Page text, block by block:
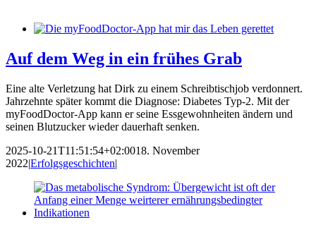
Auf dem Weg in ein frühes Grab
Eine alte Verletzung hat Dirk zu einem Schreibtischjob verdonnert.
Jahrzehnte später kommt die Diagnose: Diabetes Typ-2. Mit der
myFoodDoctor-App kann er seine Essgewohnheiten ändern und
seinen Blutzucker wieder dauerhaft senken.
2025-10-21T11:51:54+02:0018. November
2022|Erfolgsgeschichten|